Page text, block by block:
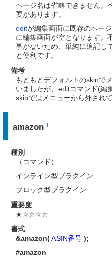
ページ名は省略できません。
要があります。
editが編集画面に既存のペー
に編集画面が空となります。
事がないため、単純に追記し
と便利です。
備考
もともとデフォルトのskinで
いましたが、editコマンド(編
skinではメニューから外されて
amazon†
種別
（コマンド）
インライン型プラグイン
ブロック型プラグイン
重要度
★☆☆☆☆
書式
&amazon(ASIN番号 );
#amazon